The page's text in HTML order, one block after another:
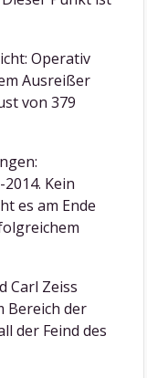
Operativ
Ausreißer
von 379
Kein
es am Ende
Carl Zeiss
Bereich der
der Feind des